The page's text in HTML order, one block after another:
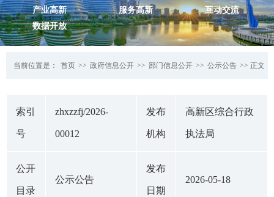
产业高新
服务高新
互动交流
数据开放
当前位置是： 首页 >> 政府信息公开 >> 部门信息公开 >> 公示公告 >> 正文
索引
号
zhxzzfj/2026-
00012
发布
机构
高新区综合行政
执法局
公开
目录
公示公告
发布
日期
2026-05-18